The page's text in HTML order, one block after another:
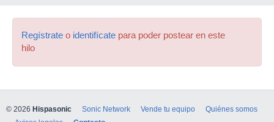
Regístrate o identifícate para poder postear en este
hilo
© 2026 Hispasonic Sonic Network Vende tu equipo
Quiénes somos